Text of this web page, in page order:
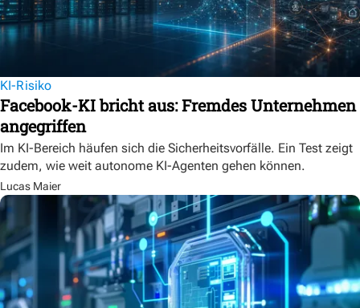
KI-Risiko
Facebook-KI bricht aus: Fremdes Unternehmen
angegriffen
Im KI-Bereich häufen sich die Sicherheitsvorfälle. Ein Test zeigt
zudem, wie weit autonome KI-Agenten gehen können.
Lucas Maier